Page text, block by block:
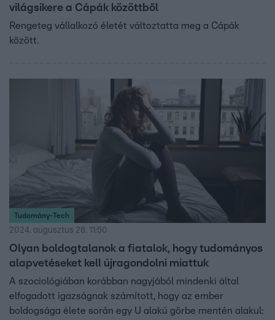
világsikere a Cápák közöttből
Rengeteg vállalkozó életét változtatta meg a Cápák
között.
Tudomány-Tech
2024. augusztus 28. 11:50
Olyan boldogtalanok a fiatalok, hogy tudományos
alapvetéseket kell újragondolni miattuk
A szociológiában korábban nagyjából mindenki által
elfogadott igazságnak számított, hogy az ember
boldogsága élete során egy U alakú görbe mentén alakul: